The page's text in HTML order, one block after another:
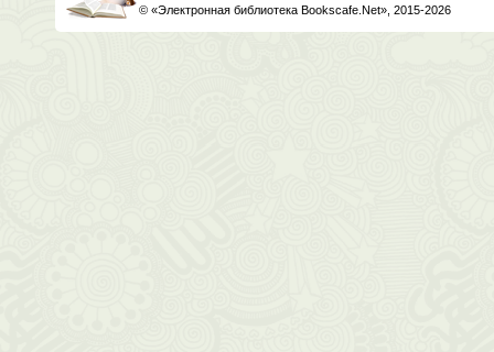
© «Электронная библиотека Bookscafe.Net», 2015-2026